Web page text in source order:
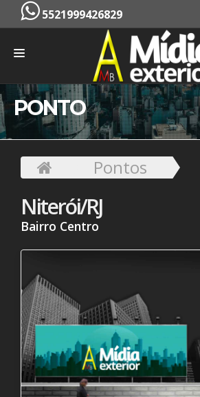
5521999426829
INÍCIO
EMPRESA
PONTOS
CONTATO
PONTO
Pontos
Niterói/RJ
Bairro Centro